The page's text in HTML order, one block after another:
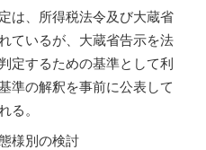
は、所得税法令及び大蔵省
ているが、大蔵省告示を法
定するための基準として利
準の解釈を事前に公表して
る。
様別の検討